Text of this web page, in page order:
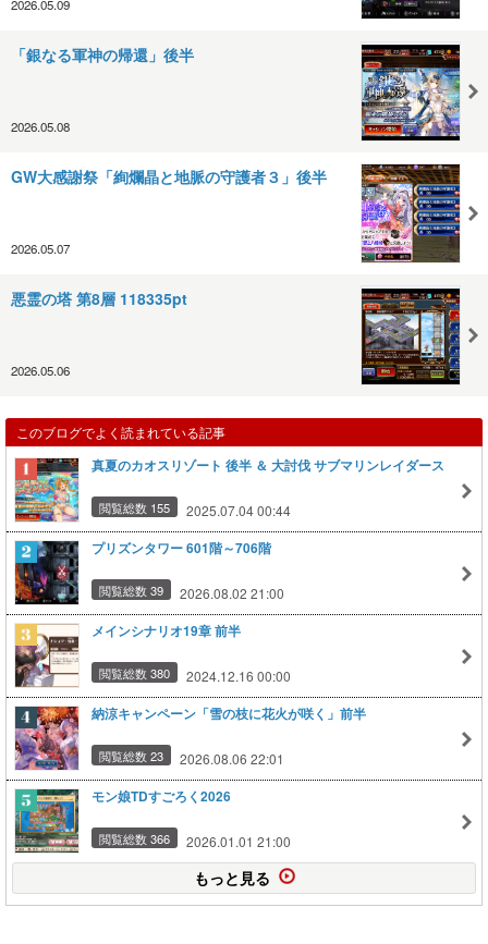
2026.05.09
「銀なる軍神の帰還」後半
2026.05.08
GW大感謝祭「絢爛晶と地脈の守護者３」後半
2026.05.07
悪霊の塔 第8層 118335pt
2026.05.06
このブログでよく読まれている記事
真夏のカオスリゾート 後半 ＆ 大討伐 サブマリンレイダース
閲覧総数 155 2025.07.04 00:44
プリズンタワー 601階～706階
閲覧総数 39 2026.08.02 21:00
メインシナリオ19章 前半
閲覧総数 380 2024.12.16 00:00
納涼キャンペーン「雪の枝に花火が咲く」前半
閲覧総数 23 2026.08.06 22:01
モン娘TDすごろく2026
閲覧総数 366 2026.01.01 21:00
もっと見る